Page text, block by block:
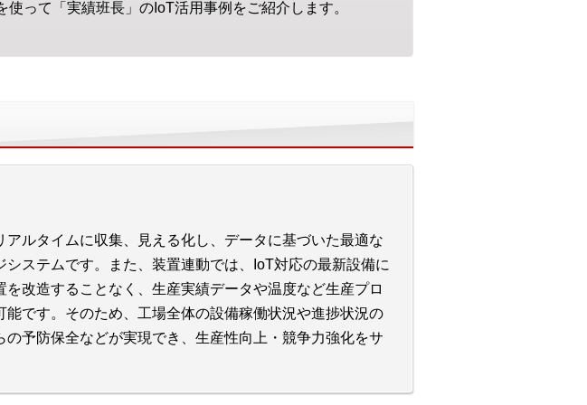
って「実績班長」のIoT活用事例をご紹介します。
アルタイムに収集、見える化し、データに基づいた最適な
ステムです。また、装置連動では、IoT対応の最新設備に
改造することなく、生産実績データや温度など生産プロ
です。そのため、工場全体の設備稼働状況や進捗状況の
の予防保全などが実現でき、生産性向上・競争力強化をサ